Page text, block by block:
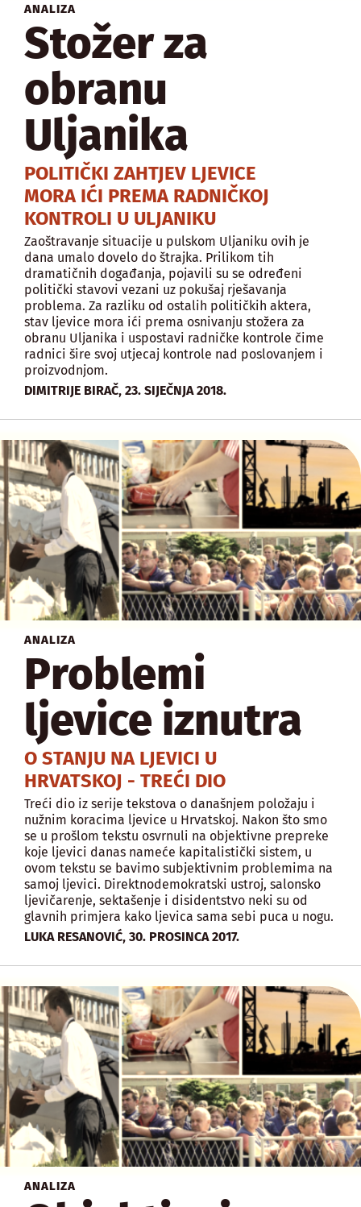
ANALIZA
Stožer za
obranu
Uljanika
POLITIČKI ZAHTJEV LJEVICE
MORA IĆI PREMA RADNIČKOJ
KONTROLI U ULJANIKU
Zaoštravanje situacije u pulskom Uljaniku ovih je
dana umalo dovelo do štrajka. Prilikom tih
dramatičnih događanja, pojavili su se određeni
politički stavovi vezani uz pokušaj rješavanja
problema. Za razliku od ostalih političkih aktera,
stav ljevice mora ići prema osnivanju stožera za
obranu Uljanika i uspostavi radničke kontrole čime
radnici šire svoj utjecaj kontrole nad poslovanjem i
proizvodnjom.
DIMITRIJE BIRAČ, 23. SIJEČNJA 2018.
ANALIZA
Problemi
ljevice iznutra
O STANJU NA LJEVICI U
HRVATSKOJ - TREĆI DIO
Treći dio iz serije tekstova o današnjem položaju i
nužnim koracima ljevice u Hrvatskoj. Nakon što smo
se u prošlom tekstu osvrnuli na objektivne prepreke
koje ljevici danas nameće kapitalistički sistem, u
ovom tekstu se bavimo subjektivnim problemima na
samoj ljevici. Direktnodemokratski ustroj, salonsko
ljevičarenje, sektašenje i disidentstvo neki su od
glavnih primjera kako ljevica sama sebi puca u nogu.
LUKA RESANOVIĆ, 30. PROSINCA 2017.
ANALIZA